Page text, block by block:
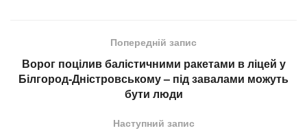
Попередній запис
Ворог поцілив балістичними ракетами в ліцей у
Білгород-Дністровському – під завалами можуть
бути люди
Наступний запис